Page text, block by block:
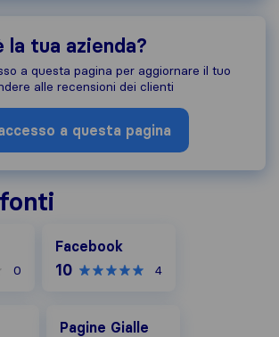
la tua azienda?
a questa pagina per aggiornare il tuo
alle recensioni dei clienti
a questa pagina
0
Facebook
10 4
Pagine Gialle